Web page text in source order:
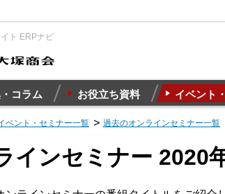
ト ERPナビ
コラム お役立ち資料 イベント
ベント・セミナー一覧 過去のオンラインセミナー一覧
インセミナー 2020